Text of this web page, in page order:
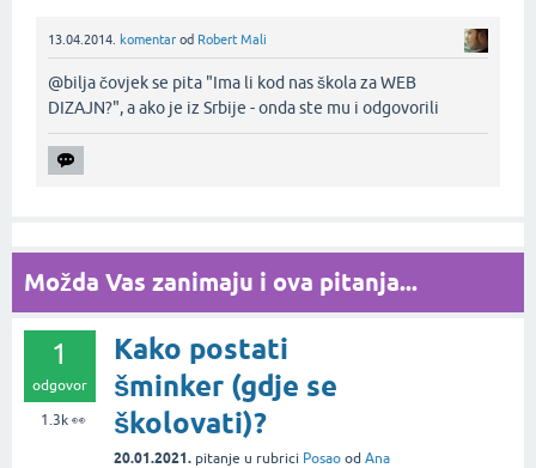
13.04.2014. komentar od Robert Mali
@bilja čovjek se pita "Ima li kod nas škola za WEB
DIZAJN?", a ako je iz Srbije - onda ste mu i odgovorili‌
Možda Vas zanimaju i ova pitanja...
1
odgovor
1.3k👀
Kako postati
šminker (gdje se
školovati)?
20.01.2021. pitanje u rubrici Posao od Ana